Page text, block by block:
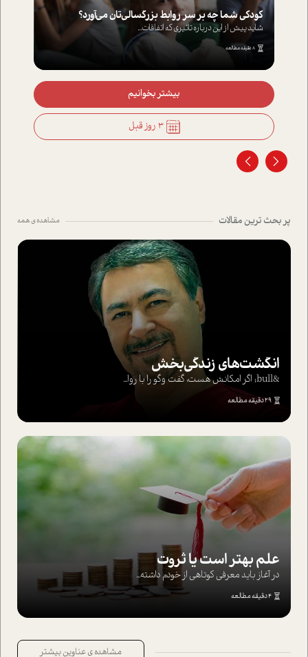
کودکی شما چه بر سر روابط بزرگسالی‌تان می‌آورد؟
شاید پیش از این درباره تاثیری که اتفاقات...
8 دقیقه مطالعه
بیشتر بخوانیم
3 روز قبل
پر بحث ترین مقالات مشاهده ی همه
انگشت‌های‌ زندگی‌بخش
&bull; اگر امکانش هست، گفت وگو را با روا...
29 دقیقه مطالعه
علم بهتر است یا ثروت
در آغاز باید معرفی کوتاهی از خودم داشته...
4 دقیقه مطالعه
مشاهده ی عناوین بیشتر